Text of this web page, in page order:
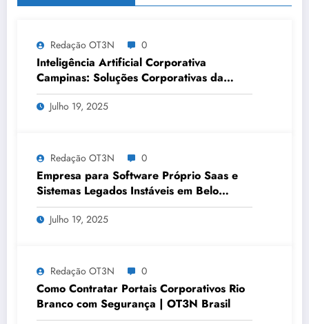
Redação OT3N 0
Inteligência Artificial Corporativa
Campinas: Soluções Corporativas da
OT3N Brasil – Guia 3083
Julho 19, 2025
Redação OT3N 0
Empresa para Software Próprio Saas e
Sistemas Legados Instáveis em Belo
Horizonte | OT3N Brasil – Guia 3449
Julho 19, 2025
Redação OT3N 0
Como Contratar Portais Corporativos Rio
Branco com Segurança | OT3N Brasil